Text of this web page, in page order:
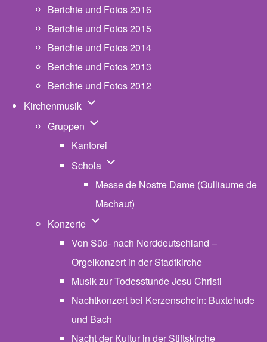
Berichte und Fotos 2016
Berichte und Fotos 2015
Berichte und Fotos 2014
Berichte und Fotos 2013
Berichte und Fotos 2012
Kirchenmusik Unternavigation von Kirchenmusik
Gruppen Unternavigation von Gruppen
Kantorei
Schola Unternavigation von Schola
Messe de Nostre Dame (Gulliaume de
Machaut)
Konzerte Unternavigation von Konzerte
Von Süd- nach Norddeutschland –
Orgelkonzert in der Stadtkirche
Musik zur Todesstunde Jesu Christi
Nachtkonzert bei Kerzenschein: Buxtehude
und Bach
Nacht der Kultur in der Stiftskirche